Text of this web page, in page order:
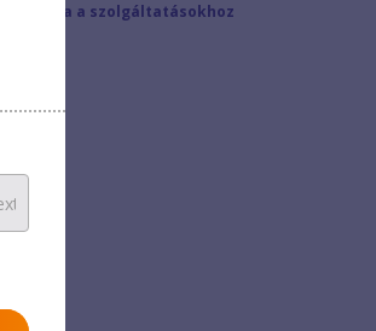
vissza a szolgáltatásokhoz